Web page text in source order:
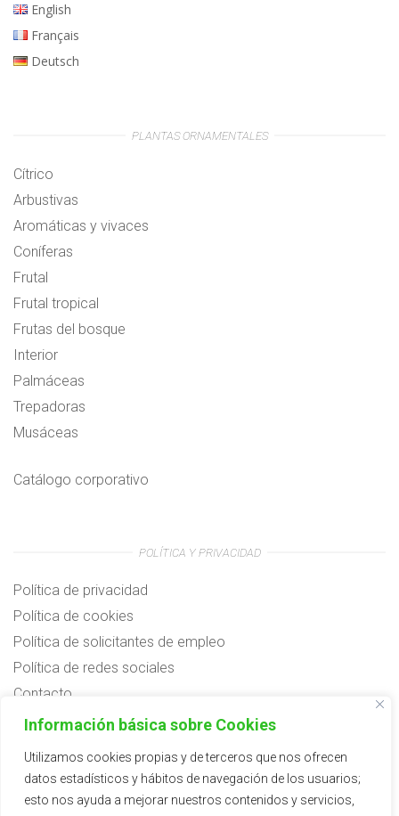
Información básica sobre Cookies
Utilizamos cookies propias y de terceros que nos ofrecen
datos estadísticos y hábitos de navegación de los usuarios;
esto nos ayuda a mejorar nuestros contenidos y servicios,
English
Français
Deutsch
PLANTAS ORNAMENTALES
Cítrico
Arbustivas
Aromáticas y vivaces
Coníferas
Frutal
Frutal tropical
Frutas del bosque
Interior
Palmáceas
Trepadoras
Musáceas
Catálogo corporativo
POLÍTICA Y PRIVACIDAD
Política de privacidad
Política de cookies
Política de solicitantes de empleo
Política de redes sociales
Contacto
Preguntas frecuentes
Subvenciones